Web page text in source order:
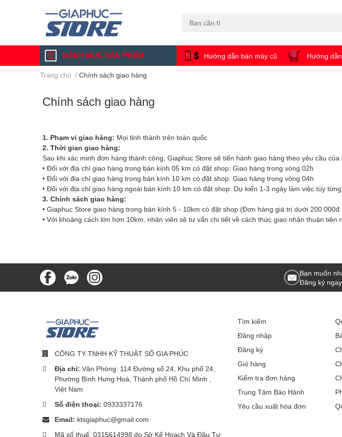
DANH MỤC SẢN PHẨM Hướng dẫn bán máy cũ Hướng
Trang chủ / Chính sách giao hàng
Chính sách giao hàng
1. Phạm vi giao hàng: Mọi tỉnh thành trên toàn quốc
2. Thời gian giao hàng:
Sau khi xác minh đơn hàng thành công, Giaphuc Store sẽ tiến hành giao hàng theo yêu cầu của
• Đối với địa chỉ giao hàng trong bán kính 05 km có đặt shop: Giao hàng trong vòng 02h
• Đối với địa chỉ giao hàng trong bán kính 10 km có đặt shop: Giao hàng trong vòng 04h
• Đối với địa chỉ giao hàng ngoài bán kính 10 km có đặt shop: Dự kiến 1-3 ngày làm việc tùy
3. Chính sách giao hàng:
• Giaphuc Store giao hàng trong bán kính 5 - 10km có đặt shop (Đơn hàng giá trị dưới 200.000đ
• Với khoảng cách lớn hơn 10km, nhân viên sẽ tư vấn chi tiết về cách thức giao nhận thuận tiện
Bạn muốn
Đăng ký ngay.
CÔNG TY TNHH KỸ THUẬT SỐ GIA PHÚC
Địa chỉ: Văn Phòng: 114 Đường số 24, Khu phố 24,
Phường Bình Hưng Hoà, Thành phố Hồ Chí Minh ,
Việt Nam
Số điện thoại: 0933337176
Email: ktsgiaphuc@gmail.com
Mã số thuế: 0315614998 do Sở Kế Hoạch Và Đầu Tư
Tìm kiếm
Đăng nhập
Đăng ký
Giỏ hàng
Kiểm tra đơn hàng
Trung Tâm Bảo Hành
Yêu cầu xuất hóa đơn